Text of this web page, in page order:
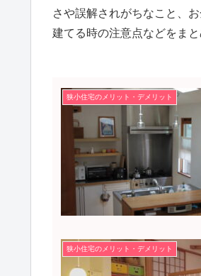
さや誤解されがちなこと、
建てる時の注意点などをまと
狭小住宅のメリット・デメリット
狭小住宅のメリット・デメリット